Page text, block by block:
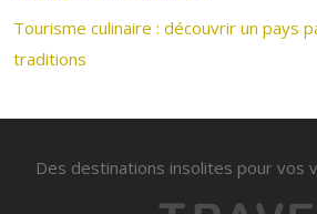
Tourisme culinaire : découvrir un pays
traditions
Des destinations insolites pour vos